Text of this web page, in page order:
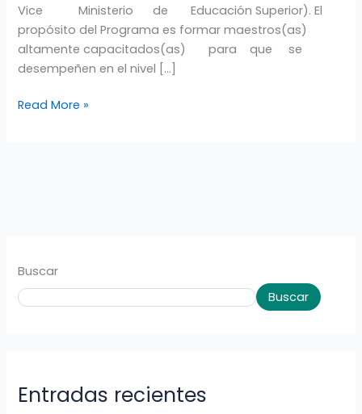
Vice Ministerio de Educación Superior). El
propósito del Programa es formar maestros(as)
altamente capacitados(as) para que se
desempeñen en el nivel […]
Read More »
Buscar
Buscar
Entradas recientes